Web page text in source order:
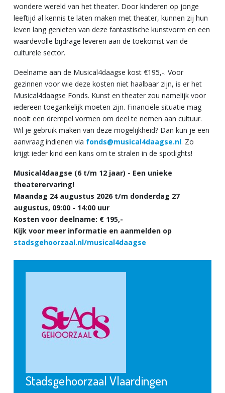
wondere wereld van het theater. Door kinderen op jonge
leeftijd al kennis te laten maken met theater, kunnen zij hun
leven lang genieten van deze fantastische kunstvorm en een
waardevolle bijdrage leveren aan de toekomst van de
culturele sector.
Deelname aan de Musical4daagse kost €195,-. Voor
gezinnen voor wie deze kosten niet haalbaar zijn, is er het
Musical4daagse Fonds. Kunst en theater zou namelijk voor
iedereen toegankelijk moeten zijn. Financiële situatie mag
nooit een drempel vormen om deel te nemen aan cultuur.
Wil je gebruik maken van deze mogelijkheid? Dan kun je een
aanvraag indienen via fonds@musical4daagse.nl. Zo
krijgt ieder kind een kans om te stralen in de spotlights!
Musical4daagse (6 t/m 12 jaar) - Een unieke
theaterervaring!
Maandag 24 augustus 2026 t/m donderdag 27
augustus, 09:00 - 14:00 uur
Kosten voor deelname: € 195,-
Kijk voor meer informatie en aanmelden op
stadsgehoorzaal.nl/musical4daagse
Stadsgehoorzaal Vlaardingen